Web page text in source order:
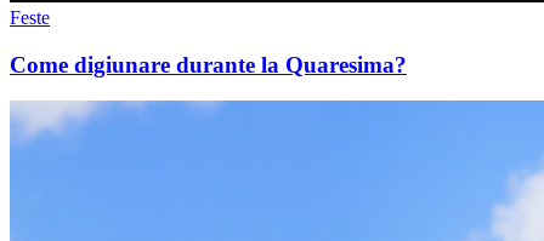
Feste
Come digiunare durante la Quaresima?